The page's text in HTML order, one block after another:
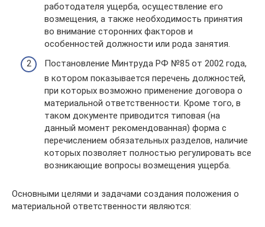
работодателя ущерба, осуществление его
возмещения, а также необходимость принятия
во внимание сторонних факторов и
особенностей должности или рода занятия.
Постановление Минтруда РФ №85 от 2002 года,
в котором показывается перечень должностей,
при которых возможно применение договора о
материальной ответственности. Кроме того, в
таком документе приводится типовая (на
данный момент рекомендованная) форма с
перечислением обязательных разделов, наличие
которых позволяет полностью регулировать все
возникающие вопросы возмещения ущерба.
Основными целями и задачами создания положения о
материальной ответственности являются: